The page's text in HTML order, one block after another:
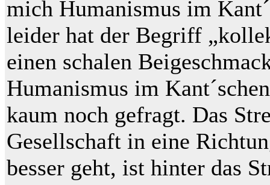
mich Humanismus im
leider hat der Begriff
einen schalen
Humanismus im
kaum noch gefragt. Das
Gesellschaft in eine
besser geht, ist hinter das